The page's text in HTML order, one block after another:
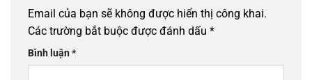
Email của bạn sẽ không được hiển thị công khai.
Các trường bắt buộc được đánh dấu *
Bình luận*